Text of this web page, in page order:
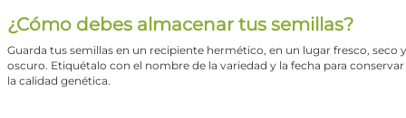
¿Cómo debes almacenar tus semillas?
Guarda tus semillas en un recipiente hermético, en un lugar fresco, seco y
oscuro. Etiquétalo con el nombre de la variedad y la fecha para conservar
la calidad genética.